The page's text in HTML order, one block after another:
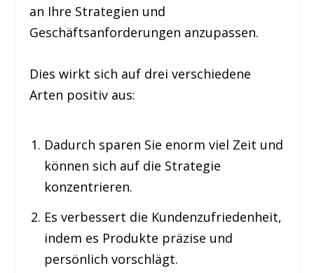
an Ihre Strategien und
Geschäftsanforderungen anzupassen.
Dies wirkt sich auf drei verschiedene
Arten positiv aus:
Dadurch sparen Sie enorm viel Zeit und
können sich auf die Strategie
konzentrieren.
Es verbessert die Kundenzufriedenheit,
indem es Produkte präzise und
persönlich vorschlägt.